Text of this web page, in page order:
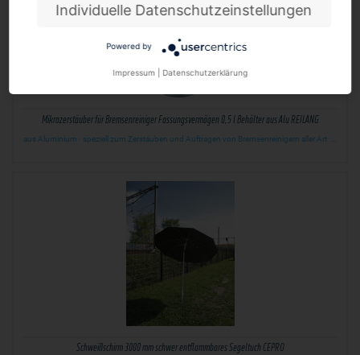
Mikrozerstäuber für Bremsenreiniger Fassungsvermögen 0,5 l Behälter aus Alu REILANG
aus Aluminium · speziell zum Zerstäuben und Auftragen von Bremsenreinigern aller Art ·…
Schweißschirm 3000 mm schwer entflammbares Segeltuch CEPRO
Individuelle Datenschutzeinstellungen
Powered by
Impressum Datenschutzerklärung